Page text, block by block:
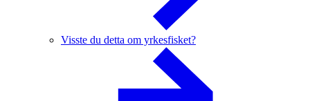
Visste du detta om yrkesfisket?